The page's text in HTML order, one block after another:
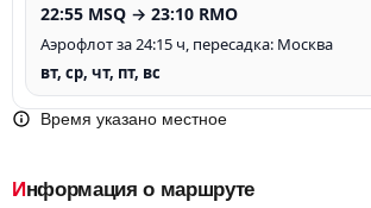
22:55 MSQ → 23:10 RMO
Аэрофлот за 24:15 ч, пересадка: Москва
вт, ср, чт, пт, вс
Время указано местное
Информация о маршруте